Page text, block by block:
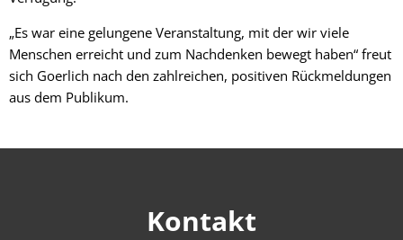
„Es war eine gelungene Veranstaltung, mit der wir viele
Menschen erreicht und zum Nachdenken bewegt haben“ freut
sich Goerlich nach den zahlreichen, positiven Rückmeldungen
aus dem Publikum.
Kontakt